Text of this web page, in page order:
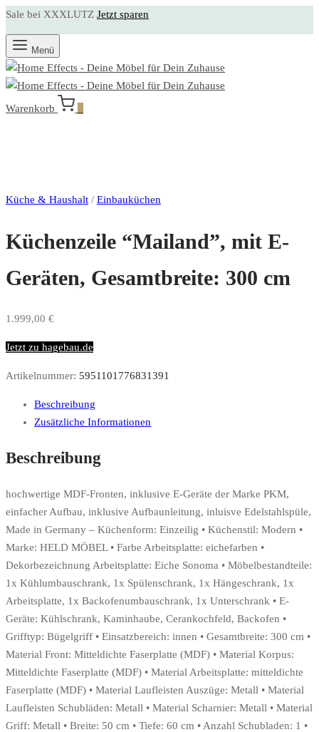
Sale bei XXXLUTZ Jetzt sparen
Menü
Warenkorb
Küche & Haushalt / Einbauküchen
Küchenzeile “Mailand”, mit E-
Geräten, Gesamtbreite: 300 cm
1.999,00 €
Jetzt zu hagebau.de
Artikelnummer: 5951101776831391
Beschreibung
Zusätzliche Informationen
Beschreibung
hochwertige MDF-Fronten, inklusive E-Geräte der Marke PKM,
einfacher Aufbau, inklusive Aufbaunleitung, inluisve Edelstahlspüle,
Made in Germany – Küchenform: Einzeilig • Küchenstil: Modern •
Marke: HELD MÖBEL • Farbe Arbeitsplatte: eichefarben •
Dekorbezeichnung Arbeitsplatte: Eiche Sonoma • Möbelbestandteile:
1x Kühlumbauschrank, 1x Spülenschrank, 1x Hängeschrank, 1x
Arbeitsplatte, 1x Backofenumbauschrank, 1x Unterschrank • E-
Geräte: Kühlschrank, Kaminhaube, Cerankochfeld, Backofen •
Grifftyp: Bügelgriff • Einsatzbereich: innen • Gesamtbreite: 300 cm •
Material Front: Mitteldichte Faserplatte (MDF) • Material Korpus:
Mitteldichte Faserplatte (MDF) • Material Arbeitsplatte: mitteldichte
Faserplatte (MDF) • Material Laufleisten Auszüge: Metall • Material
Laufleisten Schubläden: Metall • Material Scharnier: Metall • Material
Griff: Metall • Breite: 50 cm • Tiefe: 60 cm • Anzahl Schubladen: 1 •